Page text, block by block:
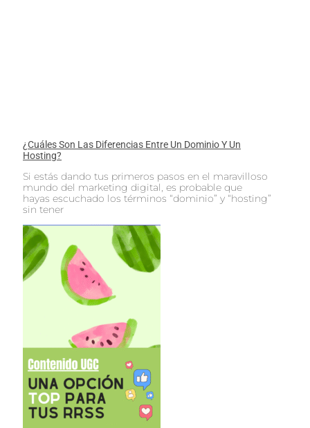
¿Cuáles Son Las Diferencias Entre Un Dominio Y Un
Hosting?
Si estás dando tus primeros pasos en el maravilloso
mundo del marketing digital, es probable que
hayas escuchado los términos “dominio” y “hosting”
sin tener